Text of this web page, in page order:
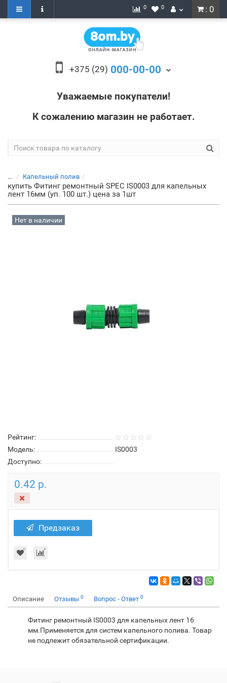
: 0
0 0
+375 (29) 000-00-00
Уважаемые покупатели!
К сожалению магазин не работает.
... Капельный полив
купить Фитинг ремонтный SPEC IS0003 для капельных
лент 16мм (уп. 100 шт.) цена за 1шт
Нет в наличии
Рейтинг:
Модель:
IS0003
Доступно:
0.42 р.
Предзаказ
Описание Отзывы 0 Вопрос - Ответ 0
Фитинг ремонтный IS0003 для капельных лент 16
мм.Применяется для систем капельного полива. Товар
не подлежит обязательной сертификации.